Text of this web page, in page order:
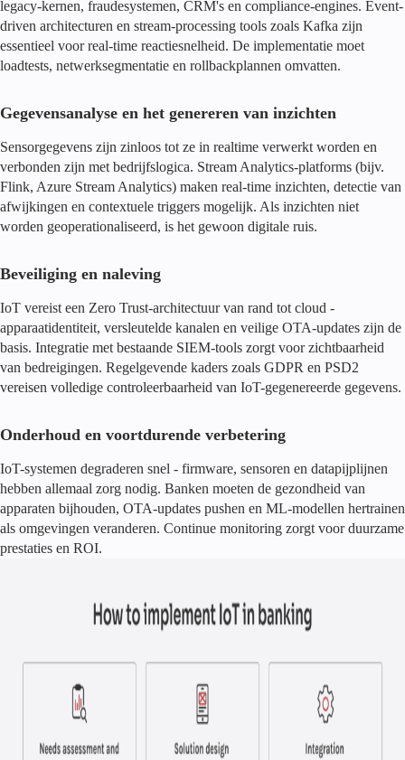
legacy-kernen, fraudesystemen, CRM's en compliance-engines. Event-
driven architecturen en stream-processing tools zoals Kafka zijn
essentieel voor real-time reactiesnelheid. De implementatie moet
loadtests, netwerksegmentatie en rollbackplannen omvatten.
Gegevensanalyse en het genereren van inzichten
Sensorgegevens zijn zinloos tot ze in realtime verwerkt worden en
verbonden zijn met bedrijfslogica. Stream Analytics-platforms (bijv.
Flink, Azure Stream Analytics) maken real-time inzichten, detectie van
afwijkingen en contextuele triggers mogelijk. Als inzichten niet
worden geoperationaliseerd, is het gewoon digitale ruis.
Beveiliging en naleving
IoT vereist een Zero Trust-architectuur van rand tot cloud -
apparaatidentiteit, versleutelde kanalen en veilige OTA-updates zijn de
basis. Integratie met bestaande SIEM-tools zorgt voor zichtbaarheid
van bedreigingen. Regelgevende kaders zoals GDPR en PSD2
vereisen volledige controleerbaarheid van IoT-gegenereerde gegevens.
Onderhoud en voortdurende verbetering
IoT-systemen degraderen snel - firmware, sensoren en datapijplijnen
hebben allemaal zorg nodig. Banken moeten de gezondheid van
apparaten bijhouden, OTA-updates pushen en ML-modellen hertrainen
als omgevingen veranderen. Continue monitoring zorgt voor duurzame
prestaties en ROI.